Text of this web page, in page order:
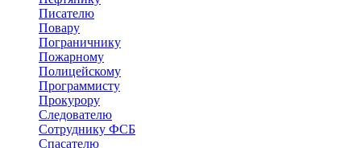
Писателю
Повару
Пограничнику
Пожарному
Полицейскому
Программисту
Прокурору
Следователю
Сотруднику ФСБ
Спасателю